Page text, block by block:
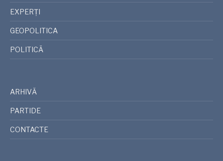
EXPERȚI
GEOPOLITICA
POLITICĂ
ARHIVĂ
PARTIDE
CONTACTE